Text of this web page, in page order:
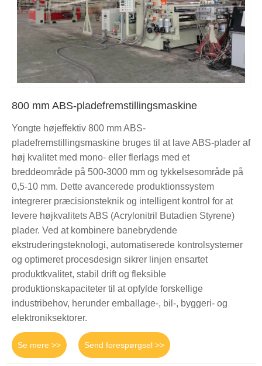
800 mm ABS-pladefremstillingsmaskine
Yongte højeffektiv 800 mm ABS-
pladefremstillingsmaskine bruges til at lave ABS-plader af
høj kvalitet med mono- eller flerlags med et
breddeområde på 500-3000 mm og tykkelsesområde på
0,5-10 mm. Dette avancerede produktionssystem
integrerer præcisionsteknik og intelligent kontrol for at
levere højkvalitets ABS (Acrylonitril Butadien Styrene)
plader. Ved at kombinere banebrydende
ekstruderingsteknologi, automatiserede kontrolsystemer
og optimeret procesdesign sikrer linjen ensartet
produktkvalitet, stabil drift og fleksible
produktionskapaciteter til at opfylde forskellige
industribehov, herunder emballage-, bil-, byggeri- og
elektroniksektorer.
Se mere >> Send forespørgsel >>